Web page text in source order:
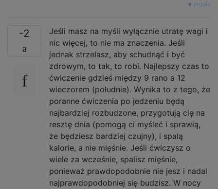
źródło
-2
Jeśli masz na myśli wyłącznie utratę wagi i
nic więcej, to nie ma znaczenia. Jeśli
jednak strzelasz, aby schudnąć i być
zdrowym, to tak, to robi. Najlepszy czas to
ćwiczenie gdzieś między 9 rano a 12
wieczorem (południe). Wynika to z tego, że
poranne ćwiczenia po jedzeniu będą
najbardziej rozbudzone, przygotują cię na
resztę dnia (pomogą ci myśleć i sprawią,
że będziesz bardziej czujny), i spalą
kalorie, a nie mięśnie. Jeśli ćwiczysz o
wiele za wcześnie, spalisz mięśnie,
ponieważ prawdopodobnie nie jesz i nadal
najprawdopodobniej się budzisz. W nocy